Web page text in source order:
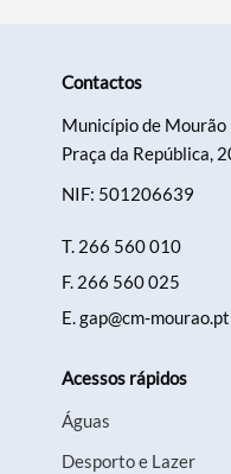
Contactos
Município de Mourão
Praça da República,
NIF: 501206639
T. 266 560 010
F. 266 560 025
E.gap@cm-mourao.pt
Acessos rápidos
Águas
Desporto e Lazer